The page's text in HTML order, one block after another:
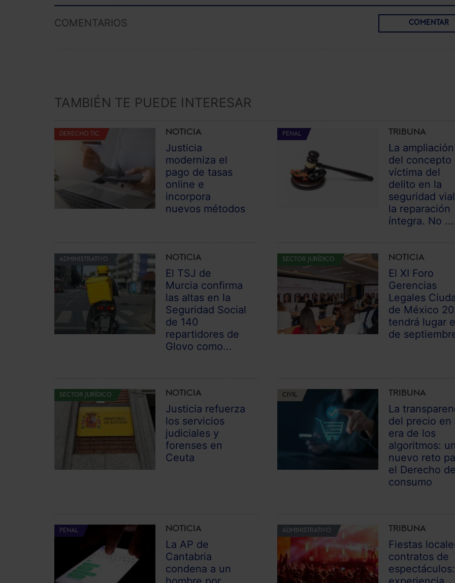
COMENTARIOS COMENTAR
TAMBIÉN TE PUEDE INTERESAR
DERECHO TIC NOTICIA
Justicia
moderniza el
pago de tasas
online e
incorpora
nuevos métodos
PENAL TRIBUNA
La ampliación
del concepto
víctima del
delito en la
seguridad
la reparación
íntegra. No ...
ADMINISTRATIVO NOTICIA
El TSJ de
Murcia confirma
las altas en la
Seguridad Social
de 140
repartidores de
Glovo como...
SECTOR JURÍDICO NOTICIA
El XI Foro
Gerencias
Legales
de México
tendrá lugar
de
SECTOR JURÍDICO NOTICIA
Justicia refuerza
los servicios
judiciales y
forenses en
Ceuta
CIVIL TRIBUNA
La
del precio en
era de los
algoritmos: un
nuevo reto
el Derecho de
consumo
PENAL NOTICIA
La AP de
Cantabria
condena a un
ADMINISTRATIVO TRIBUNA
Fiestas
contratos de
espectáculos: